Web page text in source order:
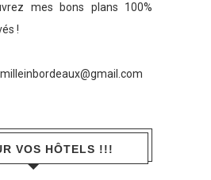
mes bons plans 100%
!
VOS HÔTELS !!!